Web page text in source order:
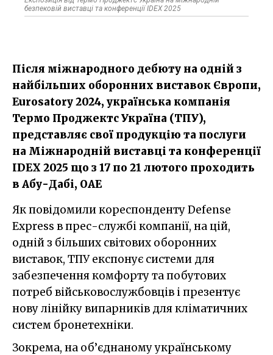
безпековій виставці та конференції IDEX 2025
Після міжнародного дебюту на одній з
найбільших оборонних виставок Європи,
Eurosatory 2024, українська компанія
Термо Проджектс Україна (ТПУ),
представляє свої продукцію та послуги
на Міжнародній виставці та конференції
IDEX 2025 що з 17 по 21 лютого проходить
в Абу-Дабі, ОАЕ
Як повідомили кореспонденту Defense
Express в прес-службі компанії, на цій,
одній з більших світових оборонних
виставок, ТПУ експонує системи для
забезпечення комфорту та побутових
потреб військовослужбовців і презентує
нову лінійку випарників для кліматичних
систем бронетехніки.
Зокрема, на об’єднаному українському